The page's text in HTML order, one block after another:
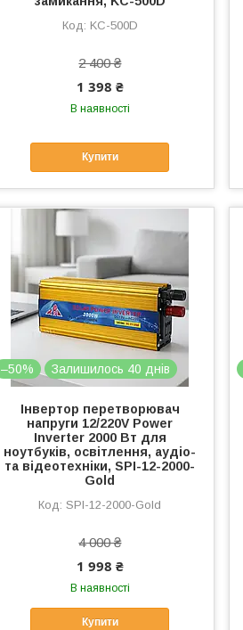
KC-500D
2 400 ₴
1 398 ₴
В наявності
Купити
–50% Залишилось 40 днів
Інвертор перетворювач
напруги 12/220V Power
Inverter 2000 Вт для
ноутбуків, освітлення, аудіо-
та відеотехніки, SPI-12-2000-
Gold
SPI-12-2000-Gold
4 000 ₴
1 998 ₴
В наявності
Купити